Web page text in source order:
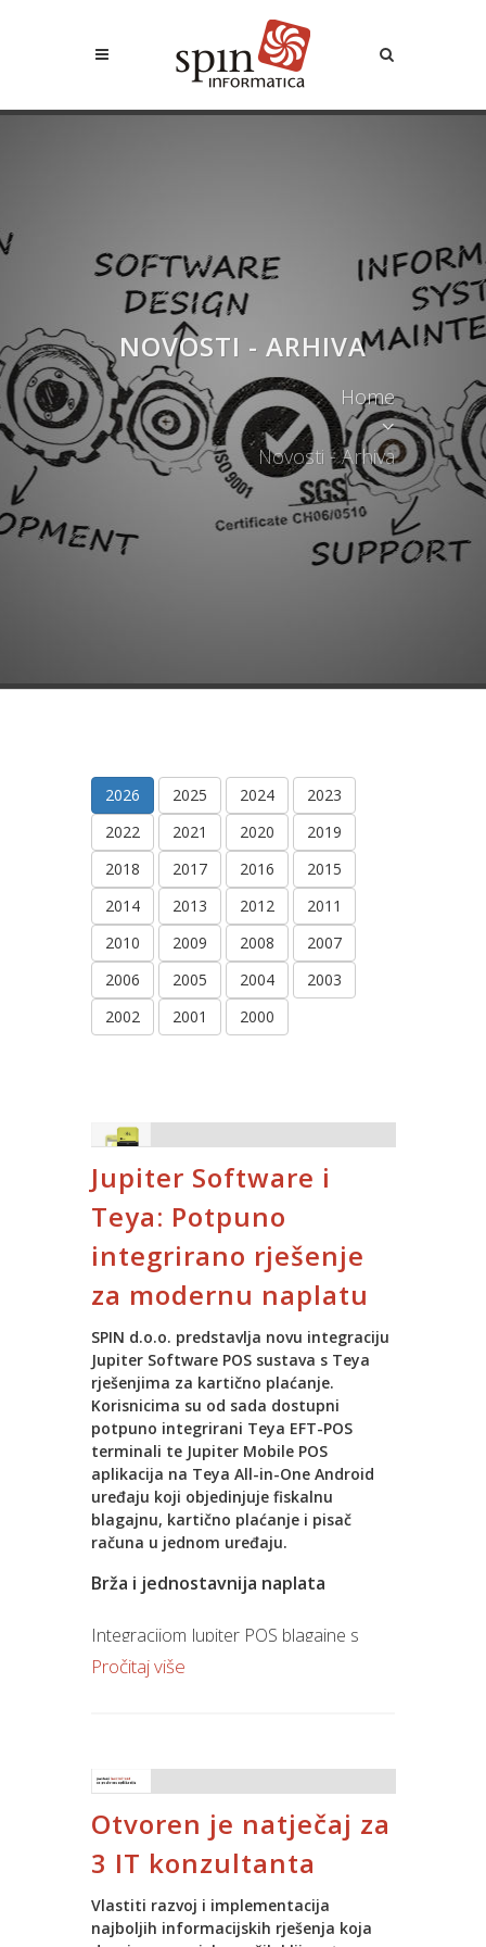
NOVOSTI - ARHIVA
Home
Novosti - Arhiva
2026 2025 2024
2023
2022
2021 2020
2019
2018
2017 2016
2015
2014
2013 2012
2011
2010
2009 2008
2007
2006
2005 2004
2003
2002
2001 2000
Jupiter Software i
Teya: Potpuno
integrirano rješenje
za modernu naplatu
SPIN d.o.o. predstavlja novu integraciju
Jupiter Software POS sustava s Teya
rješenjima za kartično plaćanje.
Korisnicima su od sada dostupni
potpuno integrirani Teya EFT-POS
terminali te Jupiter Mobile POS
aplikacija na Teya All-in-One Android
uređaju koji objedinjuje fiskalnu
blagajnu, kartično plaćanje i pisač
računa u jednom uređaju.
Brža i jednostavnija naplata
Integracijom Jupiter POS blagajne s
Teya EFT-POS terminalom iznos
pogrešaka.
Prednosti integracije uključuju:
• automatski prijenos iznosa na EFT-
POS terminal
• bržu obradu kartičnih plaćanja
• manje pogrešaka pri naplati
Pročitaj više
Otvoren je natječaj za
3 IT konzultanta
Vlastiti razvoj i implementacija
najboljih informacijskih rješenja koja